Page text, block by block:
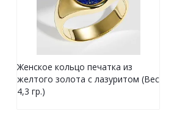
Женское кольцо печатка из
желтого золота с лазуритом (Вес
4,3 гр.)